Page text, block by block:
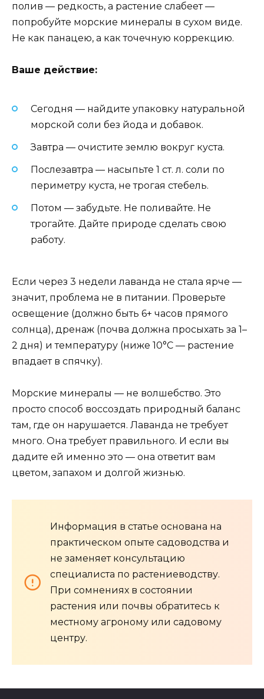
полив — редкость, а растение слабеет —
попробуйте морские минералы в сухом виде.
Не как панацею, а как точечную коррекцию.
Ваше действие:
Сегодня — найдите упаковку натуральной
морской соли без йода и добавок.
Завтра — очистите землю вокруг куста.
Послезавтра — насыпьте 1 ст. л. соли по
периметру куста, не трогая стебель.
Потом — забудьте. Не поливайте. Не
трогайте. Дайте природе сделать свою
работу.
Если через 3 недели лаванда не стала ярче —
значит, проблема не в питании. Проверьте
освещение (должно быть 6+ часов прямого
солнца), дренаж (почва должна просыхать за 1–
2 дня) и температуру (ниже 10°C — растение
впадает в спячку).
Морские минералы — не волшебство. Это
просто способ воссоздать природный баланс
там, где он нарушается. Лаванда не требует
много. Она требует правильного. И если вы
дадите ей именно это — она ответит вам
цветом, запахом и долгой жизнью.
Информация в статье основана на
практическом опыте садоводства и
не заменяет консультацию
специалиста по растениеводству.
При сомнениях в состоянии
растения или почвы обратитесь к
местному агроному или садовому
центру.